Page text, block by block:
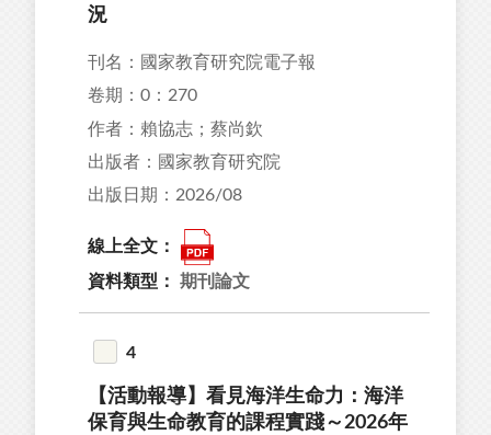
況
刊名：國家教育研究院電子報
卷期：0：270
作者：賴協志；蔡尚欽
出版者：國家教育研究院
出版日期：2026/08
線上全文：
資料類型： 期刊論文
4
【活動報導】看見海洋生命力：海洋
保育與生命教育的課程實踐～2026年